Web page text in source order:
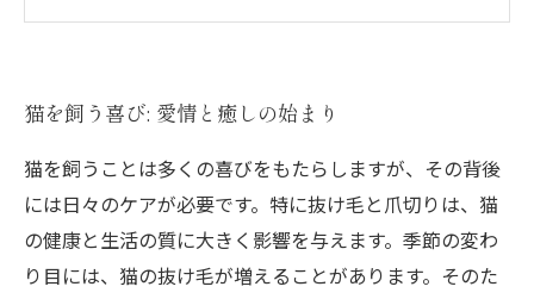
猫との生活をより良くするための実践的アドバ
イス
猫を飼う喜び: 愛情と癒しの始まり
猫を飼うことは多くの喜びをもたらしますが、その背後
には日々のケアが必要です。特に抜け毛と爪切りは、猫
の健康と生活の質に大きく影響を与えます。季節の変わ
り目には、猫の抜け毛が増えることがあります。そのた